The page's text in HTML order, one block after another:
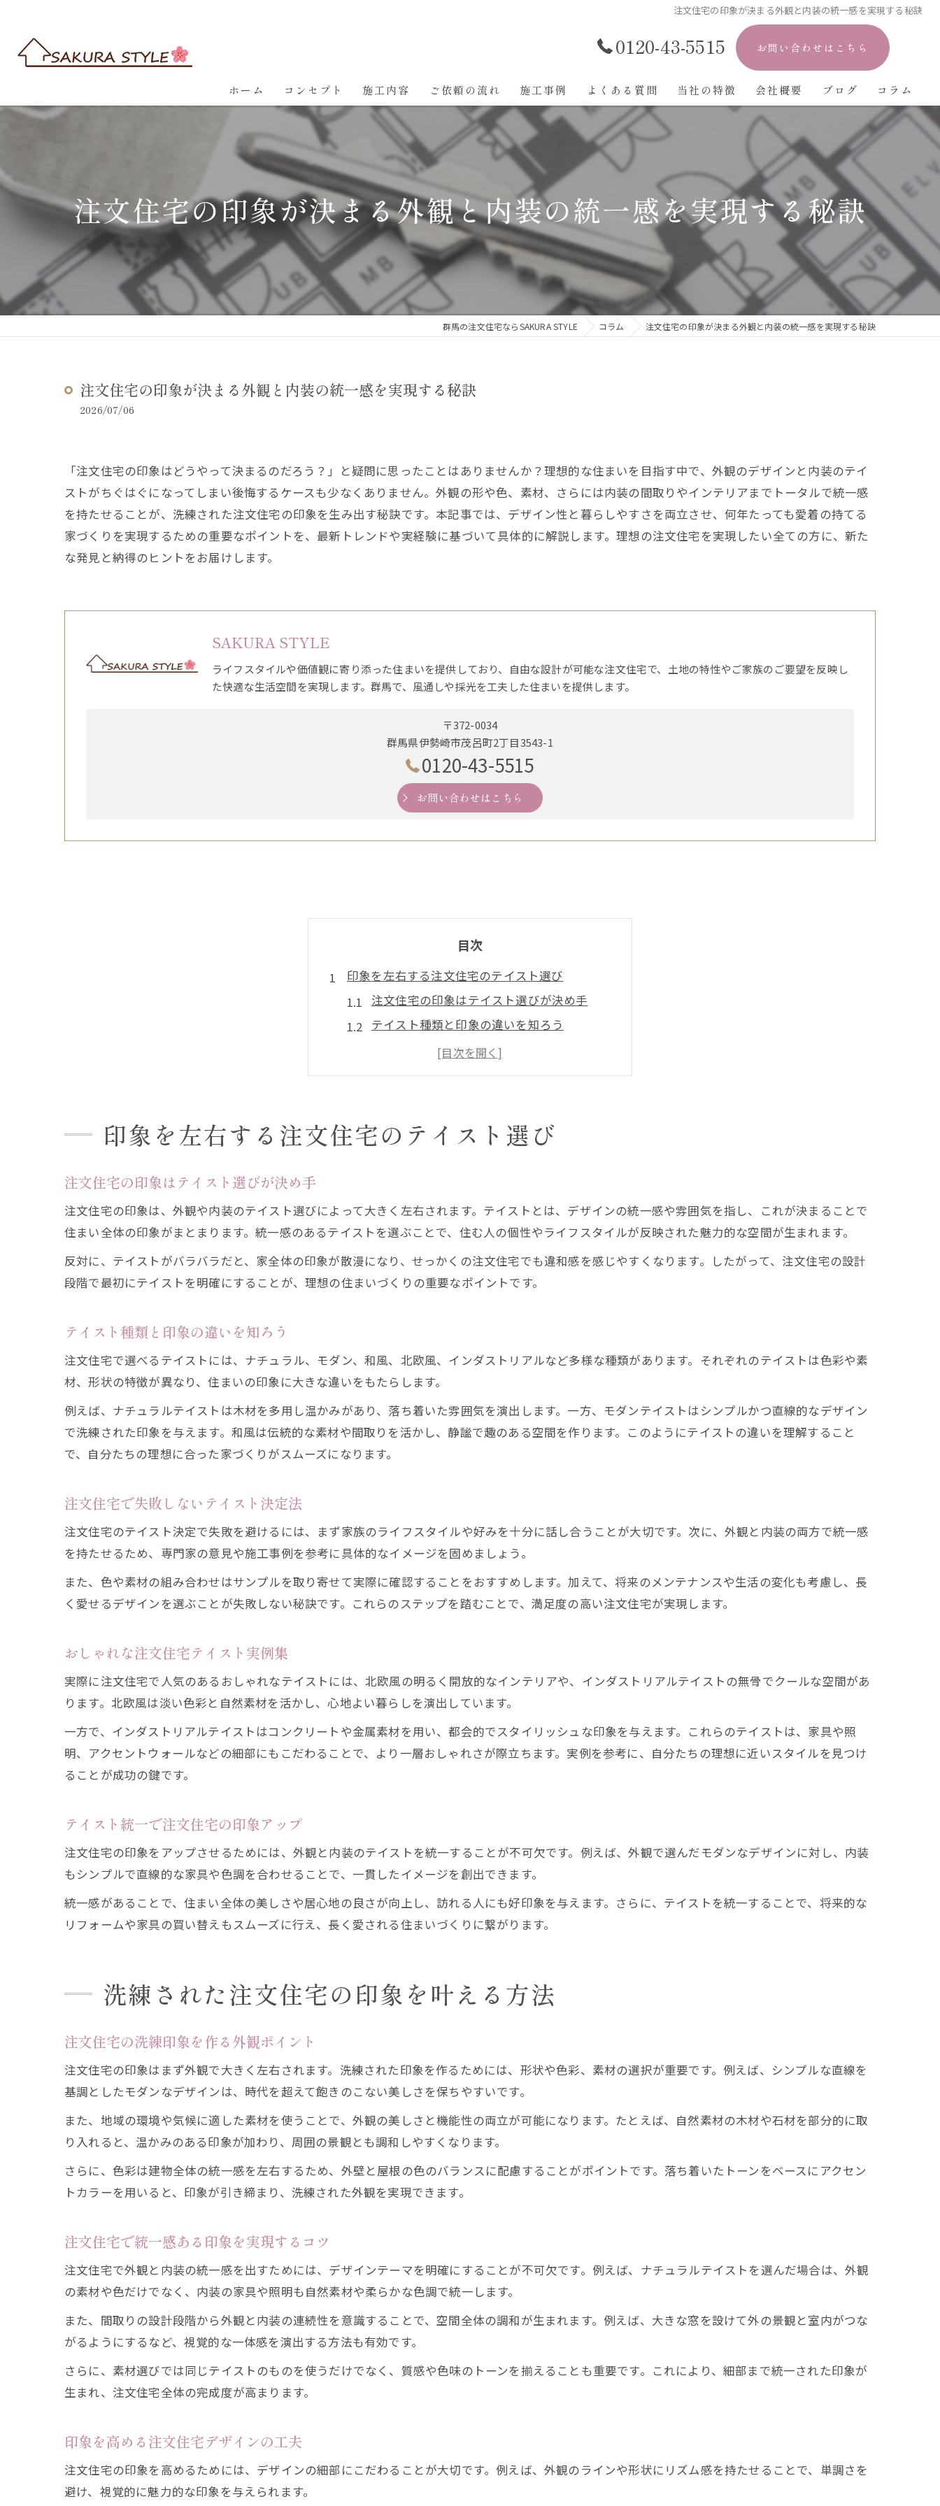
注文住宅の印象が決まる外観と内装の統一感を実現する秘訣
0120-43-5515 お問い合わせはこちら
ホーム コンセプト 施工内容 ご依頼の流れ 施工事例 よくある質問 当社の特徴
新築
設計
デザイン
ひのき
会社概要 ブログ コラム
注文住宅の印象が決まる外観と内装の統一感を実現する秘訣
群馬の注文住宅ならSAKURA STYLE コラム 注文住宅の印象が決まる外観と内装の統一感を実現する秘訣
注文住宅の印象が決まる外観と内装の統一感を実現する秘訣
2026/07/06
「注文住宅の印象はどうやって決まるのだろう？」と疑問に思ったことはありませんか？理想的な住まいを目指す中で、外観のデザインと内装のテイ
ストがちぐはぐになってしまい後悔するケースも少なくありません。外観の形や色、素材、さらには内装の間取りやインテリアまでトータルで統一感
を持たせることが、洗練された注文住宅の印象を生み出す秘訣です。本記事では、デザイン性と暮らしやすさを両立させ、何年たっても愛着の持てる
家づくりを実現するための重要なポイントを、最新トレンドや実経験に基づいて具体的に解説します。理想の注文住宅を実現したい全ての方に、新た
な発見と納得のヒントをお届けします。
SAKURA STYLE
ライフスタイルや価値観に寄り添った住まいを提供しており、自由な設計が可能な注文住宅で、土地の特性やご家族のご要望を反映し
た快適な生活空間を実現します。群馬で、風通しや採光を工夫した住まいを提供します。
〒372-0034
群馬県伊勢崎市茂呂町2丁目3543-1
0120-43-5515
お問い合わせはこちら
目次
印象を左右する注文住宅のテイスト選び
注文住宅の印象はテイスト選びが決め手
テイスト種類と印象の違いを知ろう
注文住宅で失敗しないテイスト決定法
おしゃれな注文住宅テイスト実例集
洗練された注文住宅の印象を叶える方法
注文住宅の洗練印象を作る外観ポイント
注文住宅の内外装バランスが洗練の鍵
おしゃれな注文住宅の外観と内装の関係性
注文住宅は外観と内装の統一感が重要
おしゃれな注文住宅の内外装事例を解説
内外装バランスで注文住宅の印象が変わる
内外装を統一させる注文住宅デザインのコツ
注文住宅で統一感を出すデザインの基本
統一デザインが注文住宅の印象を作る
注文住宅は配色と素材選びが統一の鍵
理想の注文住宅はテイスト決定が鍵になる
テイスト決定が注文住宅印象を左右する
注文住宅で理想のテイスト選び方とは
おしゃれな注文住宅はテイストが重要
注文住宅印象アップ最新デザイン傾向を解説
注文住宅印象を高める最新デザイン傾向
今注目のおしゃれ注文住宅デザインとは
印象を左右する注文住宅のテイスト選び
注文住宅の印象はテイスト選びが決め手
注文住宅の印象は、外観や内装のテイスト選びによって大きく左右されます。テイストとは、デザインの統一感や雰囲気を指し、これが決まることで
住まい全体の印象がまとまります。統一感のあるテイストを選ぶことで、住む人の個性やライフスタイルが反映された魅力的な空間が生まれます。
反対に、テイストがバラバラだと、家全体の印象が散漫になり、せっかくの注文住宅でも違和感を感じやすくなります。したがって、注文住宅の設計
段階で最初にテイストを明確にすることが、理想の住まいづくりの重要なポイントです。
テイスト種類と印象の違いを知ろう
注文住宅で選べるテイストには、ナチュラル、モダン、和風、北欧風、インダストリアルなど多様な種類があります。それぞれのテイストは色彩や素
材、形状の特徴が異なり、住まいの印象に大きな違いをもたらします。
例えば、ナチュラルテイストは木材を多用し温かみがあり、落ち着いた雰囲気を演出します。一方、モダンテイストはシンプルかつ直線的なデザイン
で洗練された印象を与えます。和風は伝統的な素材や間取りを活かし、静謐で趣のある空間を作ります。このようにテイストの違いを理解すること
で、自分たちの理想に合った家づくりがスムーズになります。
注文住宅で失敗しないテイスト決定法
注文住宅のテイスト決定で失敗を避けるには、まず家族のライフスタイルや好みを十分に話し合うことが大切です。次に、外観と内装の両方で統一感
を持たせるため、専門家の意見や施工事例を参考に具体的なイメージを固めましょう。
また、色や素材の組み合わせはサンプルを取り寄せて実際に確認することをおすすめします。加えて、将来のメンテナンスや生活の変化も考慮し、長
く愛せるデザインを選ぶことが失敗しない秘訣です。これらのステップを踏むことで、満足度の高い注文住宅が実現します。
おしゃれな注文住宅テイスト実例集
実際に注文住宅で人気のあるおしゃれなテイストには、北欧風の明るく開放的なインテリアや、インダストリアルテイストの無骨でクールな空間があ
ります。北欧風は淡い色彩と自然素材を活かし、心地よい暮らしを演出しています。
一方で、インダストリアルテイストはコンクリートや金属素材を用い、都会的でスタイリッシュな印象を与えます。これらのテイストは、家具や照
明、アクセントウォールなどの細部にもこだわることで、より一層おしゃれさが際立ちます。実例を参考に、自分たちの理想に近いスタイルを見つけ
ることが成功の鍵です。
テイスト統一で注文住宅の印象アップ
注文住宅の印象をアップさせるためには、外観と内装のテイストを統一することが不可欠です。例えば、外観で選んだモダンなデザインに対し、内装
もシンプルで直線的な家具や色調を合わせることで、一貫したイメージを創出できます。
統一感があることで、住まい全体の美しさや居心地の良さが向上し、訪れる人にも好印象を与えます。さらに、テイストを統一することで、将来的な
リフォームや家具の買い替えもスムーズに行え、長く愛される住まいづくりに繋がります。
洗練された注文住宅の印象を叶える方法
注文住宅の洗練印象を作る外観ポイント
注文住宅の印象はまず外観で大きく左右されます。洗練された印象を作るためには、形状や色彩、素材の選択が重要です。例えば、シンプルな直線を
基調としたモダンなデザインは、時代を超えて飽きのこない美しさを保ちやすいです。
また、地域の環境や気候に適した素材を使うことで、外観の美しさと機能性の両立が可能になります。たとえば、自然素材の木材や石材を部分的に取
り入れると、温かみのある印象が加わり、周囲の景観とも調和しやすくなります。
さらに、色彩は建物全体の統一感を左右するため、外壁と屋根の色のバランスに配慮することがポイントです。落ち着いたトーンをベースにアクセン
トカラーを用いると、印象が引き締まり、洗練された外観を実現できます。
注文住宅で統一感ある印象を実現するコツ
注文住宅で外観と内装の統一感を出すためには、デザインテーマを明確にすることが不可欠です。例えば、ナチュラルテイストを選んだ場合は、外観
の素材や色だけでなく、内装の家具や照明も自然素材や柔らかな色調で統一します。
また、間取りの設計段階から外観と内装の連続性を意識することで、空間全体の調和が生まれます。例えば、大きな窓を設けて外の景観と室内がつな
がるようにするなど、視覚的な一体感を演出する方法も有効です。
さらに、素材選びでは同じテイストのものを使うだけでなく、質感や色味のトーンを揃えることも重要です。これにより、細部まで統一された印象が
生まれ、注文住宅全体の完成度が高まります。
印象を高める注文住宅デザインの工夫
注文住宅の印象を高めるためには、デザインの細部にこだわることが大切です。例えば、外観のラインや形状にリズム感を持たせることで、単調さを
避け、視覚的に魅力的な印象を与えられます。